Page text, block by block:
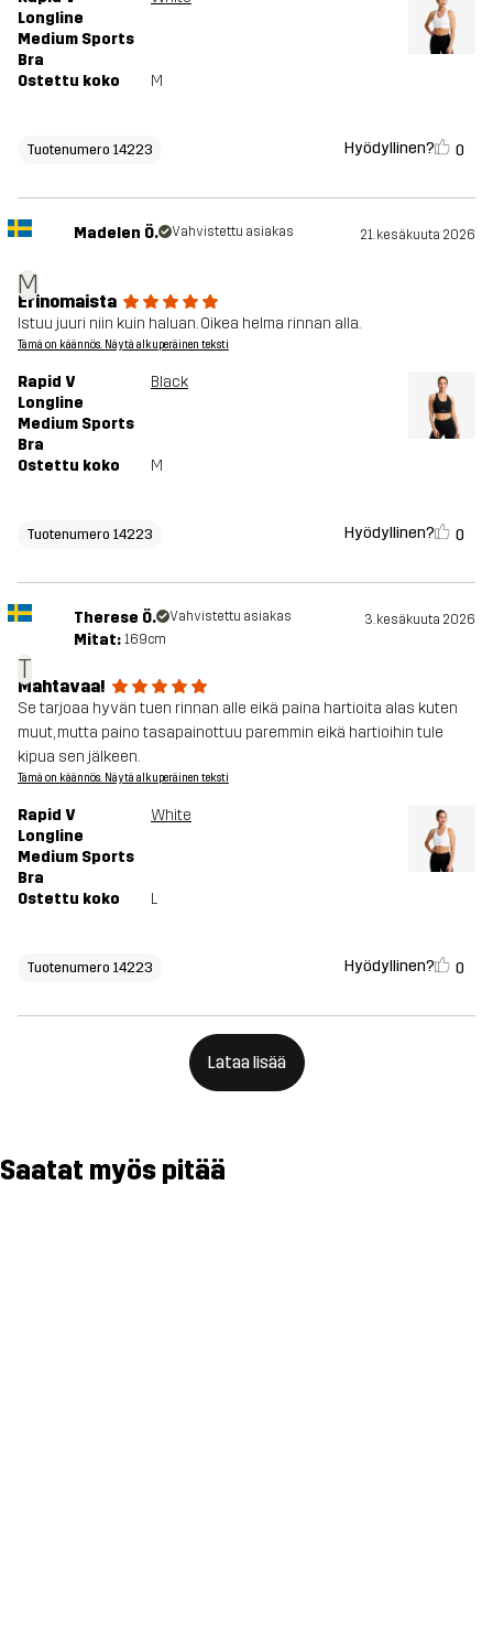
Longline
Medium Sports
Bra
Ostettu koko M
Tuotenumero 14223 Hyödyllinen? 0
M
Madelen Ö. Vahvistettu asiakas 21. kesäkuuta 2026
Erinomaista
Istuu juuri niin kuin haluan. Oikea helma rinnan alla.
Tämä on käännös. Näytä alkuperäinen teksti
Rapid V
Longline
Medium Sports
Bra
Black
Ostettu koko M
Tuotenumero 14223 Hyödyllinen? 0
T
Therese Ö. Vahvistettu asiakas 3. kesäkuuta 2026
Mitat: 169cm
Mahtavaa!
Se tarjoaa hyvän tuen rinnan alle eikä paina hartioita alas kuten
muut, mutta paino tasapainottuu paremmin eikä hartioihin tule
kipua sen jälkeen.
Tämä on käännös. Näytä alkuperäinen teksti
Rapid V
Longline
Medium Sports
Bra
White
Ostettu koko L
Tuotenumero 14223 Hyödyllinen? 0
Lataa lisää
Saatat myös pitää